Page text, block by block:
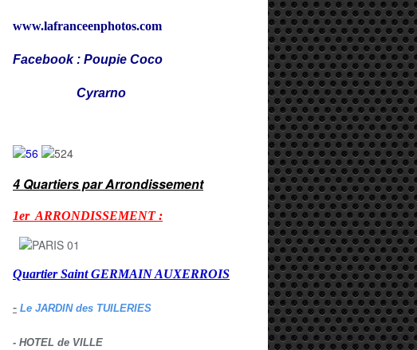
www.lafranceenphotos.com
Facebook : Poupie Coco
Cyrarno
4 Quartiers par Arrondissement
1er ARRONDISSEMENT :
Quartier Saint GERMAIN AUXERROIS
- Le JARDIN des TUILERIES
- HOTEL de VILLE